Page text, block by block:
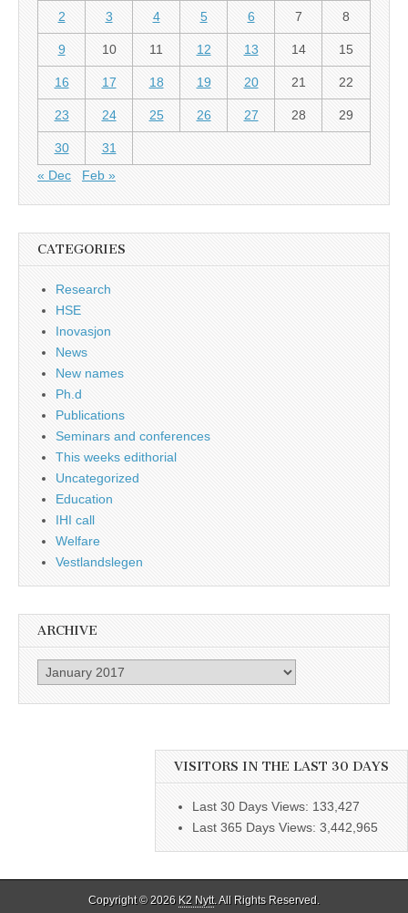
2 3 4 5 6 7 8
9 10 11 12 13 14 15
16 17 18 19 20 21 22
23 24 25 26 27 28 29
30
31
« Dec
Feb »
CATEGORIES
Research
HSE
Inovasjon
News
New names
Ph.d
Publications
Seminars and conferences
This weeks edithorial
Uncategorized
Education
IHI call
Welfare
Vestlandslegen
ARCHIVE
Archive
VISITORS IN THE LAST 30 DAYS
Last 30 Days Views: 133,427
Last 365 Days Views: 3,442,965
Copyright © 2026 K2 Nytt. All Rights Reserved.